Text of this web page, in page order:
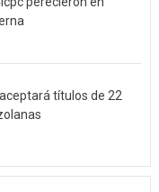
títulos de 22